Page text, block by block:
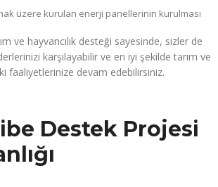
üzere kurulan enerji panellerinin kurulması
ve hayvancılık desteği sayesinde, sizler de
karşılayabilir ve en iyi şekilde tarım ve
faaliyetlerinize devam edebilirsiniz.
Destek Projesi